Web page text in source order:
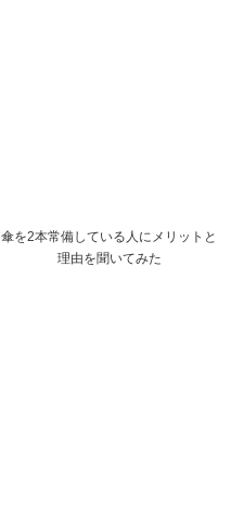
傘を2本常備している人にメリットと
理由を聞いてみた